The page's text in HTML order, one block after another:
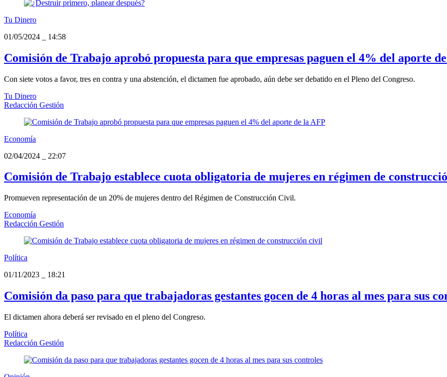
Tu Dinero
01/05/2024
14:58
Comisión de Trabajo aprobó propuesta para que empresas paguen el 4% del aporte
Con siete votos a favor, tres en contra y una abstención, el dictamen fue aprobado, aún debe ser debatido en el Pleno del Congreso.
Tu Dinero
Redacción Gestión
Economía
02/04/2024
22:07
Comisión de Trabajo establece cuota obligatoria de mujeres en régimen de
Promueven representación de un 20% de mujeres dentro del Régimen de Construcción Civil.
Economía
Redacción Gestión
Política
01/11/2023
18:21
Comisión da paso para que trabajadoras gestantes gocen de 4 horas al mes para sus
El dictamen ahora deberá ser revisado en el pleno del Congreso.
Política
Redacción Gestión